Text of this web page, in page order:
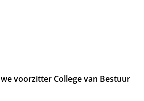
voorzitter College van Bestuur